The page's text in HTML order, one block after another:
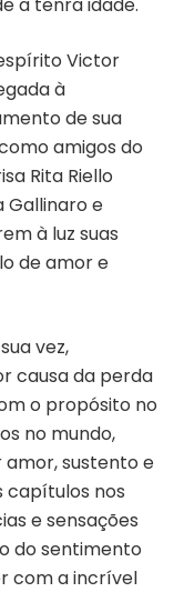
Victor
à
de sua
amigos do
Rita Riello
Gallinaro e
à luz suas
de amor e
vez,
causa da perda
o propósito no
no mundo,
amor, sustento e
capítulos nos
e sensações
do sentimento
com a incrível